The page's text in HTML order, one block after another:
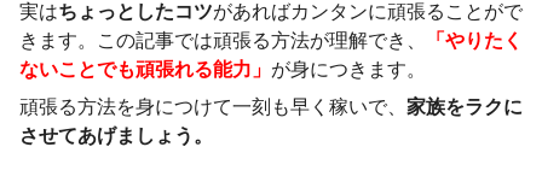
実はちょっとしたコツがあればカンタンに頑張ることがで
きます。この記事では頑張る方法が理解でき、
「やりたく
ないことでも頑張れる能力」 が身につきます。
頑張る方法を身につけて一刻も早く稼いで、 家族をラクに
させてあげましょう。